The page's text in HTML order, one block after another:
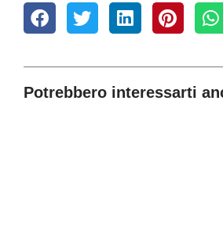
Potrebbero interessarti